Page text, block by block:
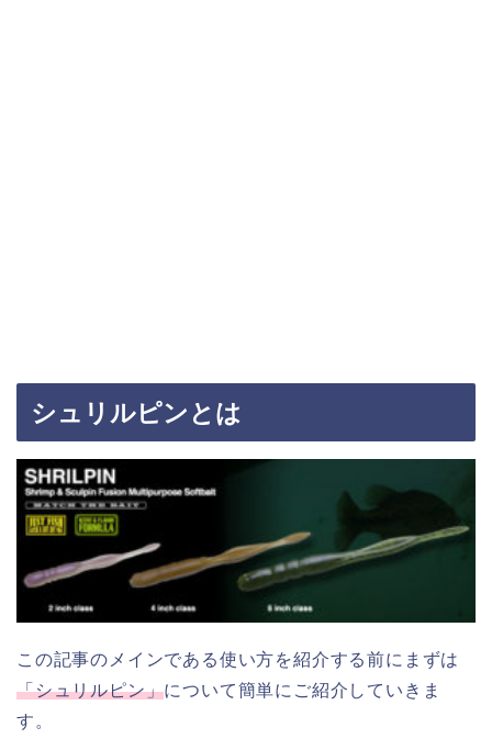
シュリルピンとは
この記事のメインである使い方を紹介する前にまずは
「シュリルピン」について簡単にご紹介していきま
す。